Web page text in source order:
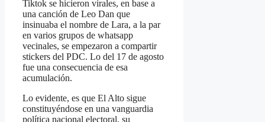
Tiktok se hicieron virales, en base a
una canción de Leo Dan que
insinuaba el nombre de Lara, a la par
en varios grupos de whatsapp
vecinales, se empezaron a compartir
stickers del PDC. Lo del 17 de agosto
fue una consecuencia de esa
acumulación.
Lo evidente, es que El Alto sigue
constituyéndose en una vanguardia
política nacional electoral, su